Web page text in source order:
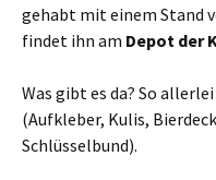
gehabt mit einem Stand
findet ihn am Depot der
Was gibt es da? So
(Aufkleber, Kulis,
Schlüsselbund).